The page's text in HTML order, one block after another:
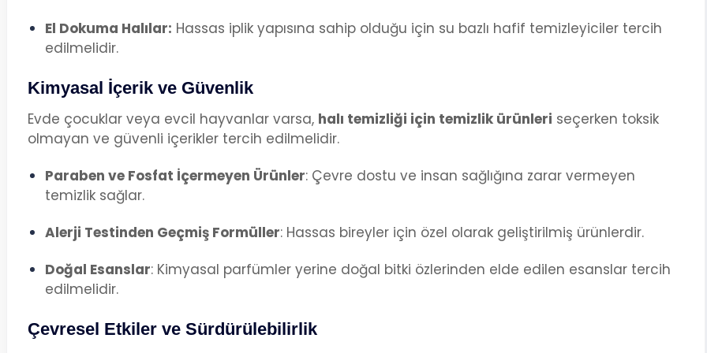
El Dokuma Halılar: Hassas iplik yapısına sahip olduğu için su bazlı hafif temizleyiciler tercih
edilmelidir.
Kimyasal İçerik ve Güvenlik
Evde çocuklar veya evcil hayvanlar varsa, halı temizliği için temizlik ürünleri seçerken toksik
olmayan ve güvenli içerikler tercih edilmelidir.
Paraben ve Fosfat İçermeyen Ürünler: Çevre dostu ve insan sağlığına zarar vermeyen
temizlik sağlar.
Alerji Testinden Geçmiş Formüller: Hassas bireyler için özel olarak geliştirilmiş ürünlerdir.
Doğal Esanslar: Kimyasal parfümler yerine doğal bitki özlerinden elde edilen esanslar tercih
edilmelidir.
Çevresel Etkiler ve Sürdürülebilirlik